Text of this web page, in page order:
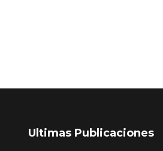
Ultimas Publicaciones